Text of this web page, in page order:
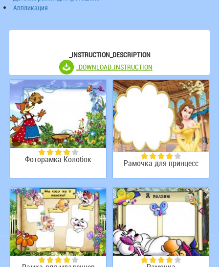
Аппликация
_INSTRUCTION_DESCRIPTION
_DOWNLOAD_INSTRUCTION
Фоторамка Колобок Рамочка для принцесс